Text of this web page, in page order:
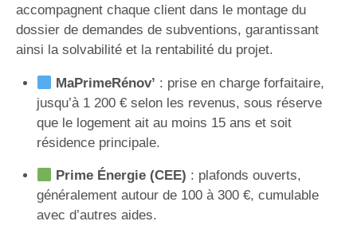
accompagnent chaque client dans le montage du
dossier de demandes de subventions, garantissant
ainsi la solvabilité et la rentabilité du projet.
MaPrimeRénov’ : prise en charge forfaitaire,
jusqu’à 1 200 € selon les revenus, sous réserve
que le logement ait au moins 15 ans et soit
résidence principale.
Prime Énergie (CEE) : plafonds ouverts,
généralement autour de 100 à 300 €, cumulable
avec d’autres aides.